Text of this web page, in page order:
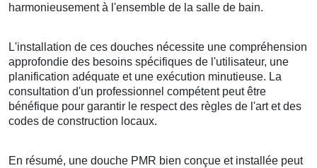
harmonieusement à l'ensemble de la salle de bain.
L'installation de ces douches nécessite une compréhension
approfondie des besoins spécifiques de l'utilisateur, une
planification adéquate et une exécution minutieuse. La
consultation d'un professionnel compétent peut être
bénéfique pour garantir le respect des règles de l'art et des
codes de construction locaux.
En résumé, une douche PMR bien conçue et installée peut